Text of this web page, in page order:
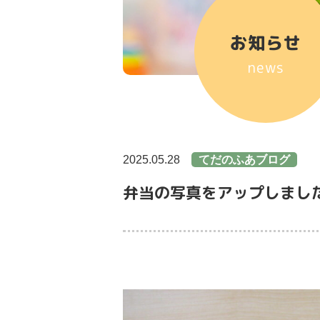
お知らせ
news
2025.05.28 てだのふあブログ
弁当の写真をアップしまし